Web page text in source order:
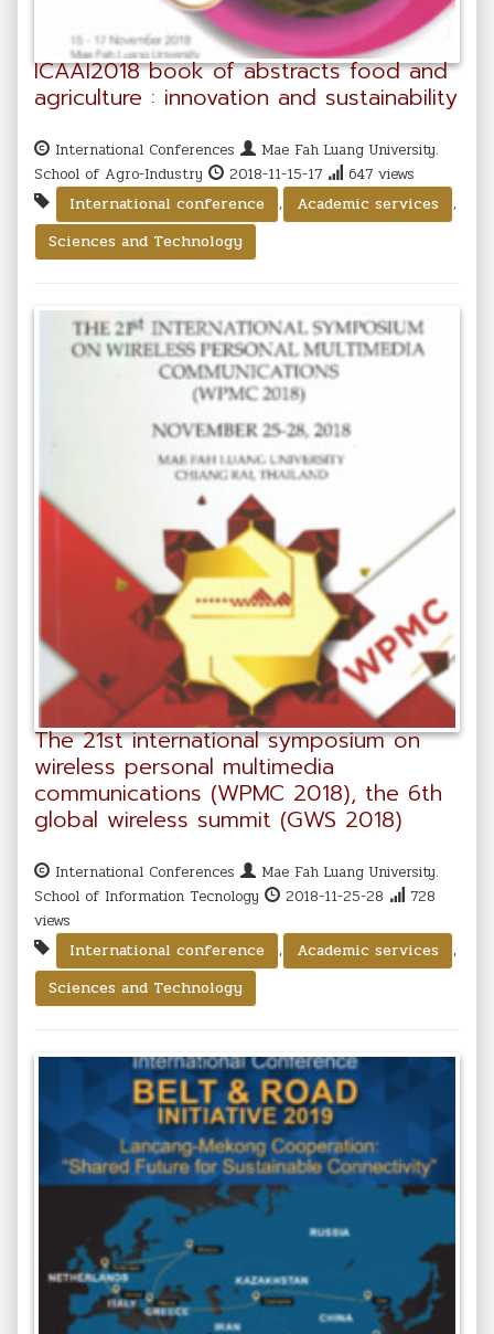
ICAAI2018 book of abstracts food and
agriculture : innovation and sustainability
International Conferences
Mae Fah Luang University.
School of Agro-Industry
2018-11-15-17
647 views
International conference
, Academic services
,
Sciences and Technology
The 21st international symposium on
wireless personal multimedia
communications (WPMC 2018), the 6th
global wireless summit (GWS 2018)
International Conferences
Mae Fah Luang University.
School of Information Tecnology
2018-11-25-28
728
views
International conference
, Academic services
,
Sciences and Technology